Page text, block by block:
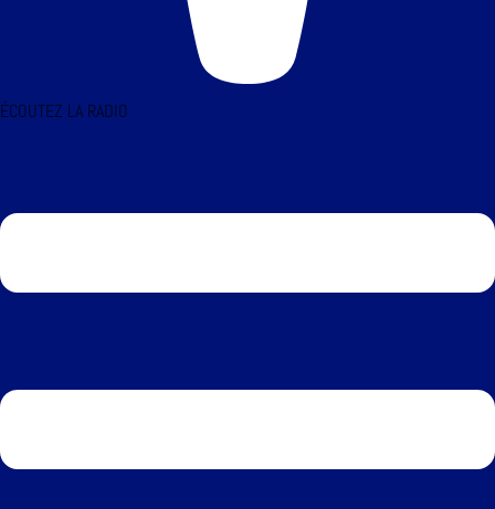
ÉCOUTEZ LA RADIO